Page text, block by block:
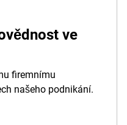
ve
firemnímu
našeho podnikání.